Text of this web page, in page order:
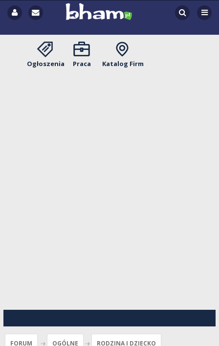
Ogłoszenia Praca Katalog Firm
FORUM OGÓLNE RODZINA I DZIECKO